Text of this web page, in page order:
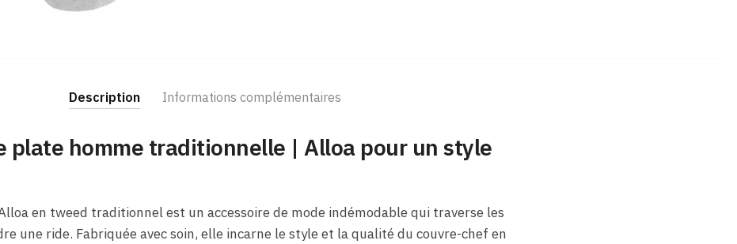
Description Informations complémentaires
plate homme traditionnelle | Alloa pour un style
en tweed traditionnel est un accessoire de mode indémodable qui traverse les
une ride. Fabriquée avec soin, elle incarne le style et la qualité du couvre-chef en